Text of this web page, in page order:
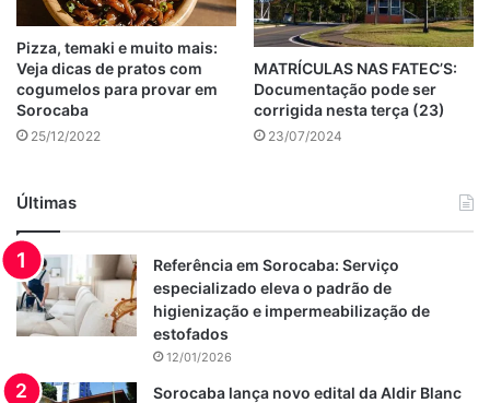
Pizza, temaki e muito mais:
Veja dicas de pratos com
cogumelos para provar em
Sorocaba
25/12/2022
MATRÍCULAS NAS FATEC’S:
Documentação pode ser
corrigida nesta terça (23)
23/07/2024
Últimas
Referência em Sorocaba: Serviço
especializado eleva o padrão de
higienização e impermeabilização de
estofados
12/01/2026
Sorocaba lança novo edital da Aldir Blanc